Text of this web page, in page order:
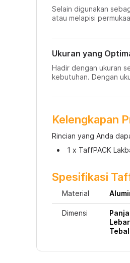
Selain digunakan
atau melapisi
Ukuran yang
Hadir dengan ukuran
kebutuhan. Dengan
Kelengkapan
Rincian yang Anda
1 x TaffPACK
Spesifikasi
Material
Dimensi